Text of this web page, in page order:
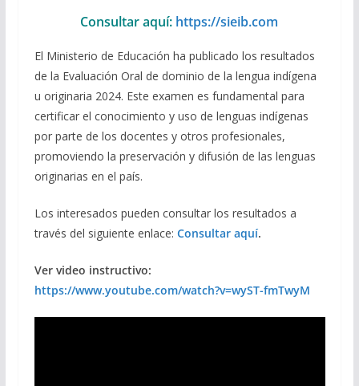
Consultar aquí: https://sieib.com
El Ministerio de Educación ha publicado los resultados
de la Evaluación Oral de dominio de la lengua indígena
u originaria 2024. Este examen es fundamental para
certificar el conocimiento y uso de lenguas indígenas
por parte de los docentes y otros profesionales,
promoviendo la preservación y difusión de las lenguas
originarias en el país.
Los interesados pueden consultar los resultados a
través del siguiente enlace: Consultar aquí.
Ver video instructivo:
https://www.youtube.com/watch?v=wyST-fmTwyM